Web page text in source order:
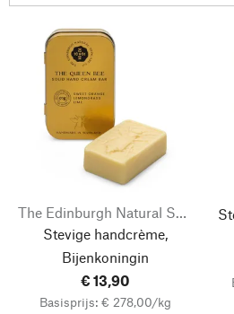
The Edinburgh Natural Skincare Company
Stevige handcrème,
Bijenkoningin
€ 13,90
Basisprijs: € 278,00/kg